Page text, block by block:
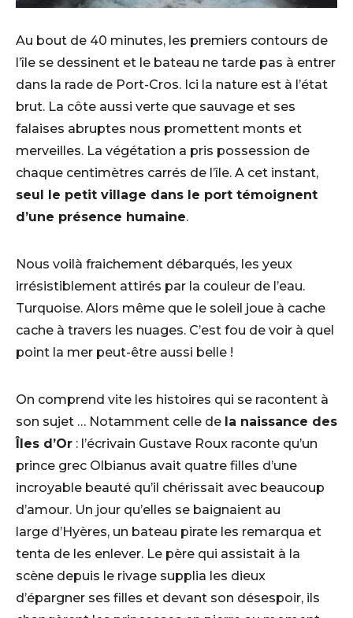
Au bout de 40 minutes, les premiers contours de
l’île se dessinent et le bateau ne tarde pas à entrer
dans la rade de Port-Cros. Ici la nature est à l’état
brut. La côte aussi verte que sauvage et ses
falaises abruptes nous promettent monts et
merveilles. La végétation a pris possession de
chaque centimètres carrés de l’île. A cet instant,
seul le petit village dans le port témoignent
d’une présence humaine.
Nous voilà fraichement débarqués, les yeux
irrésistiblement attirés par la couleur de l’eau.
Turquoise. Alors même que le soleil joue à cache
cache à travers les nuages. C’est fou de voir à quel
point la mer peut-être aussi belle !
On comprend vite les histoires qui se racontent à
son sujet … Notamment celle de la naissance des
Îles d’Or : l’écrivain Gustave Roux raconte qu’un
prince grec Olbianus avait quatre filles d’une
incroyable beauté qu’il chérissait avec beaucoup
d’amour. Un jour qu’elles se baignaient au
large d’Hyères, un bateau pirate les remarqua et
tenta de les enlever. Le père qui assistait à la
scène depuis le rivage supplia les dieux
d’épargner ses filles et devant son désespoir, ils